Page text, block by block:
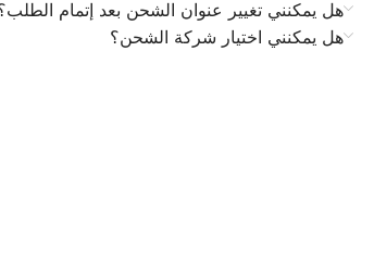
هل يمكنني تغيير عنوان الشحن بعد إتمام
هل يمكنني اختيار شركة الشحن؟